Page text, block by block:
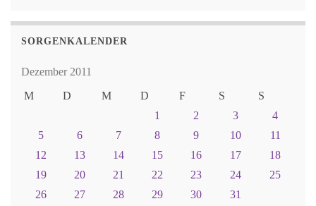
SORGENKALENDER
Dezember 2011
M
D M D F S
S
1
2 3
4
5
6 7 8 9 10
11
12
13 14 15 16 17
18
19
20 21 22 23 24
25
26
27 28 29 30
31